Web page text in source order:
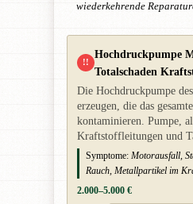
wiederkehrende
!!
Hochdruckpumpe
Totalschaden
Die Hochdruckpumpe
erzeugen, die das
kontaminieren. Pumpe,
Kraftstoffleitungen und
Symptome: Motorausfall,
Rauch, Metallpartikel im
2.000–5.000 €